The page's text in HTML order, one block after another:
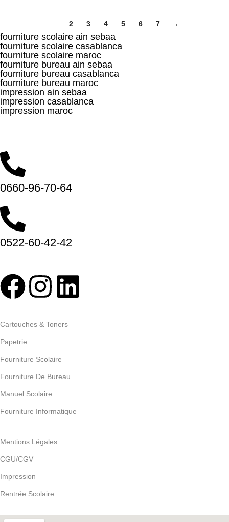
2 3 4 5 6 7 →
fourniture scolaire ain sebaa
fourniture scolaire casablanca
fourniture scolaire maroc
fourniture bureau ain sebaa
fourniture bureau casablanca
fourniture bureau maroc
impression ain sebaa
impression casablanca
impression maroc
0660-96-70-64
0522-60-42-42
Cartouches & Toners
Papetrie
Fourniture Scolaire
Fourniture De Bureau
Manuel Scolaire
Fourniture Informatique
Mentions Légales
CGU/CGV
Impression
Rentrée Scolaire